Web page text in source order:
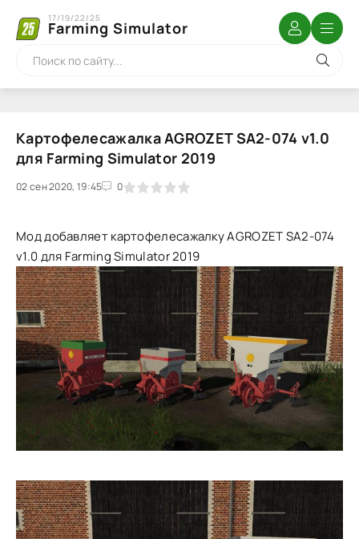
Farming Simulator
17/19/22/25
Картофелесажалка AGROZET SA2-074 v1.0
для Farming Simulator 2019
02 сен 2020, 19:45 0
1 2 3 4 5
Мод добавляет картофелесажалку AGROZET SA2-074
v1.0 для Farming Simulator 2019